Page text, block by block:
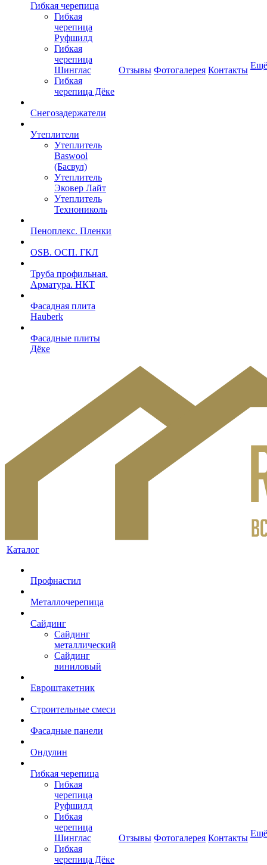
Гибкая черепица
Гибкая
черепица
Руфшилд
Гибкая
черепица
Шинглас
Гибкая
черепица Дёке
Снегозадержатели
Утеплители
Утеплитель
Baswool
(Басвул)
Утеплитель
Эковер Лайт
Утеплитель
Технониколь
Пеноплекс. Пленки
OSB. ОСП. ГКЛ
Труба профильная.
Арматура. НКТ
Фасадная плита
Hauberk
Фасадные плиты
Дёке
Отзывы Фотогалерея Контакты Ещё
Каталог
Профнастил
Металлочерепица
Сайдинг
Сайдинг
металлический
Сайдинг
виниловый
Евроштакетник
Строительные смеси
Фасадные панели
Ондулин
Гибкая черепица
Гибкая
черепица
Руфшилд
Гибкая
черепица
Шинглас
Гибкая
черепица Дёке
Отзывы Фотогалерея Контакты Ещё